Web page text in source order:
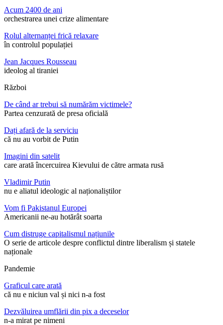
Acum 2400 de ani
orchestrarea unei crize alimentare
Rolul alternanței frică relaxare
în controlul populației
Jean Jacques Rousseau
ideolog al tiraniei
Război
De când ar trebui să numărăm victimele?
Partea cenzurată de presa oficială
Dați afară de la serviciu
că nu au vorbit de Putin
Imagini din satelit
care arată încercuirea Kievului de către armata rusă
Vladimir Putin
nu e aliatul ideologic al naționaliștilor
Vom fi Pakistanul Europei
Americanii ne-au hotărât soarta
Cum distruge capitalismul națiunile
O serie de articole despre conflictul dintre liberalism și statele
naționale
Pandemie
Graficul care arată
că nu e niciun val și nici n-a fost
Dezvăluirea umflării din pix a deceselor
n-a mirat pe nimeni